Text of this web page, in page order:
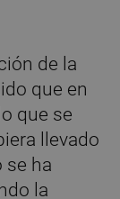
de la
que en
que se
llevado
se ha
la